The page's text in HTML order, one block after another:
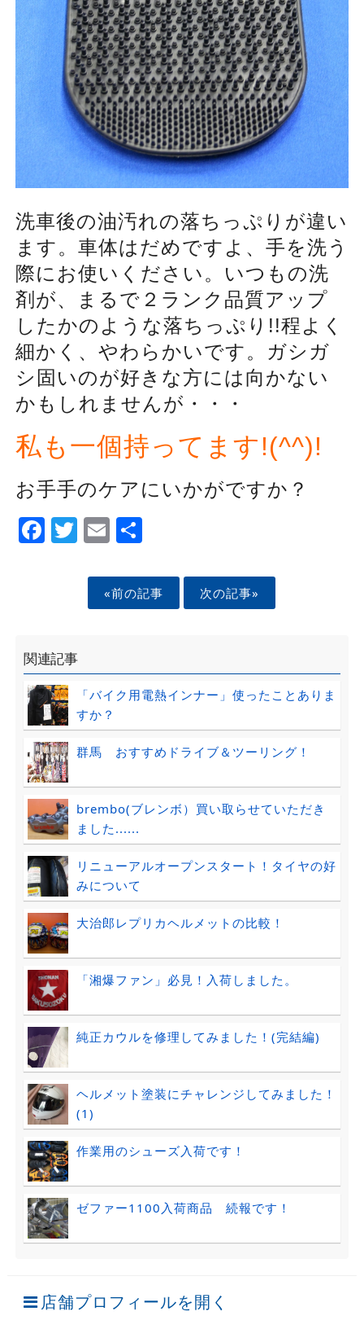
洗車後の油汚れの落ちっぷりが違い
ます。車体はだめですよ、手を洗う
際にお使いください。いつもの洗
剤が、まるで２ランク品質アップ
したかのような落ちっぷり!!程よく
細かく、やわらかいです。ガシガ
シ固いのが好きな方には向かない
かもしれませんが・・・
私も一個持ってます!(^^)!
お手手のケアにいかがですか？
Facebook
Twitter
EmailShare
«前の記事 次の記事»
関連記事
「バイク用電熱インナー」使ったことありま
すか？
群馬 おすすめドライブ＆ツーリング！
brembo(ブレンボ）買い取らせていただき
ました......
リニューアルオープンスタート！タイヤの好
みについて
大治郎レプリカヘルメットの比較！
「湘爆ファン」必見！入荷しました。
純正カウルを修理してみました！(完結編)
ヘルメット塗装にチャレンジしてみました！
(1)
作業用のシューズ入荷です！
ゼファー1100入荷商品 続報です！
店舗プロフィールを開く